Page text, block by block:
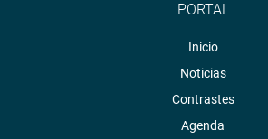
PORTAL
Inicio
Noticias
Contrastes
Agenda